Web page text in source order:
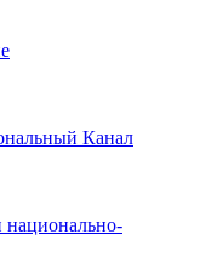
Канал
национально-